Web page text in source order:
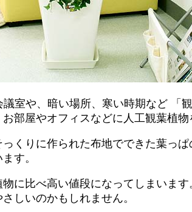
室や、暗い場所、寒い時期など 「
部屋やオフィスなどに人工観葉植
っくりに作られた布地でできた葉っ
す。
に比べ高い値段になってしまいま
しいのかもしれません。